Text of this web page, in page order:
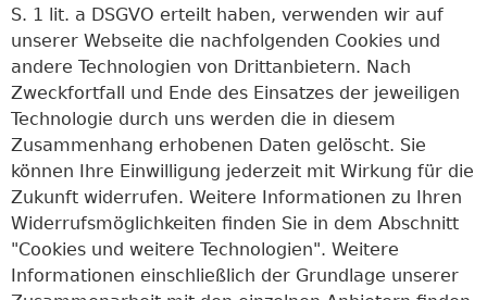
S. 1 lit. a DSGVO erteilt haben, verwenden wir auf
unserer Webseite die nachfolgenden Cookies und
andere Technologien von Drittanbietern. Nach
Zweckfortfall und Ende des Einsatzes der jeweiligen
Technologie durch uns werden die in diesem
Zusammenhang erhobenen Daten gelöscht. Sie
können Ihre Einwilligung jederzeit mit Wirkung für die
Zukunft widerrufen. Weitere Informationen zu Ihren
Widerrufsmöglichkeiten finden Sie in dem Abschnitt
"Cookies und weitere Technologien". Weitere
Informationen einschließlich der Grundlage unserer